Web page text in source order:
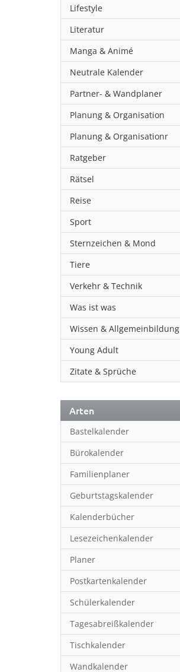
Lifestyle
Literatur
Manga & Animé
Neutrale Kalender
Partner- & Wandplaner
Planung & Organisation
Planung & Organisationr
Ratgeber
Rätsel
Reise
Sport
Sternzeichen & Mond
Tiere
Verkehr & Technik
Was ist was
Wissen & Allgemeinbildung
Young Adult
Zitate & Sprüche
Arten
Bastelkalender
Bürokalender
Familienplaner
Geburtstagskalender
Kalenderbücher
Lesezeichenkalender
Planer
Postkartenkalender
Schülerkalender
Tagesabreißkalender
Tischkalender
Wandkalender